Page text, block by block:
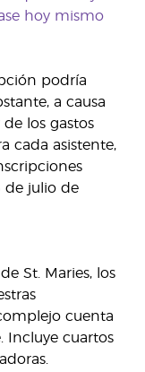
hoy mismo
podría
a causa
los gastos
cada asistente,
de julio de
St. Maries, los
cuenta
Incluye cuartos